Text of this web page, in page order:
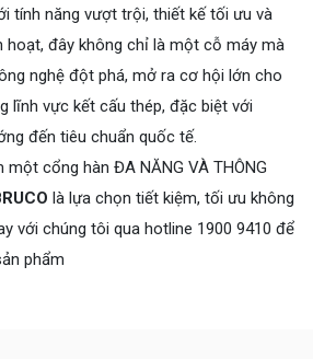
tính năng vượt trội, thiết kế tối ưu và
hoạt, đây không chỉ là một cỗ máy mà
nghệ đột phá, mở ra cơ hội lớn cho
lĩnh vực kết cấu thép, đặc biệt với
đến tiêu chuẩn quốc tế.
một cổng hàn ĐA NĂNG VÀ THÔNG
là lựa chọn tiết kiệm, tối ưu không
với chúng tôi qua hotline 1900 9410 để
phẩm